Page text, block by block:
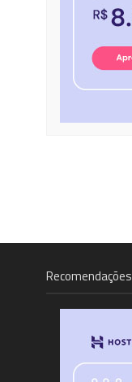
Recomendações